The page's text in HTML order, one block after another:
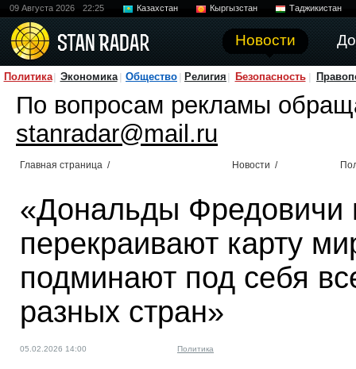
09 Августа 2026 22:25 Казахстан Кыргызстан Таджикистан
Новости
Политика Экономика Общество Религия Безопасность
По вопросам рекламы
stanradar@mail.ru
Главная страница / Новости /
«Дональды Фредовичи
перекраивают карту
подминают под себя
разных стран»
05.02.2026 14:00 Политика